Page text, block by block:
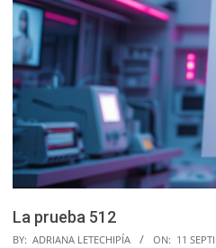
La prueba 512
BY: ADRIANA LETECHIPÍA ON: 11